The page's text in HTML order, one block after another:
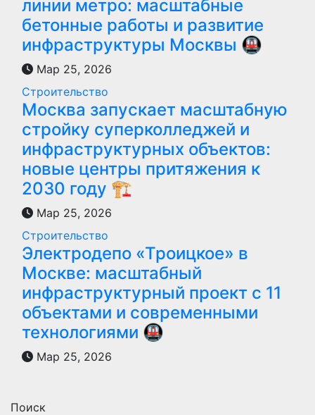
линии метро: масштабные
бетонные работы и развитие
инфраструктуры Москвы 🚇
Мар 25, 2026
Строительство
Москва запускает масштабную
стройку суперколледжей и
инфраструктурных объектов:
новые центры притяжения к
2030 году 🏗️
Мар 25, 2026
Строительство
Электродепо «Троицкое» в
Москве: масштабный
инфраструктурный проект с 11
объектами и современными
технологиями 🚇
Мар 25, 2026
Поиск